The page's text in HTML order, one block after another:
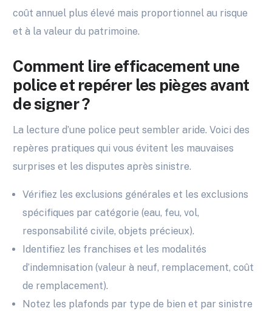
coût annuel plus élevé mais proportionnel au risque
et à la valeur du patrimoine.
Comment lire efficacement une
police et repérer les pièges avant
de signer ?
La lecture d’une police peut sembler aride. Voici des
repères pratiques qui vous évitent les mauvaises
surprises et les disputes après sinistre.
Vérifiez les exclusions générales et les exclusions
spécifiques par catégorie (eau, feu, vol,
responsabilité civile, objets précieux).
Identifiez les franchises et les modalités
d’indemnisation (valeur à neuf, remplacement, coût
de remplacement).
Notez les plafonds par type de bien et par sinistre